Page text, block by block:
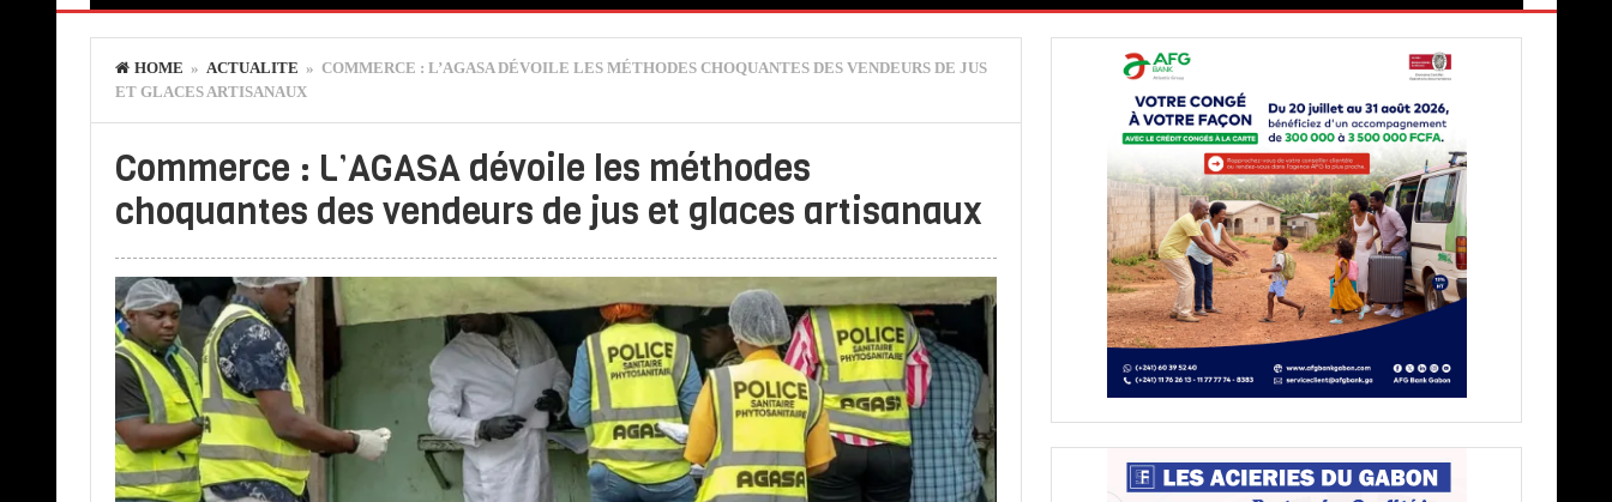
HOME » ACTUALITE » COMMERCE : L’AGASA DÉVOILE LES MÉTHODES CHOQUANTES DES VENDEURS DE JUS
ET GLACES ARTISANAUX
Commerce : L’AGASA dévoile les méthodes
choquantes des vendeurs de jus et glaces artisanaux